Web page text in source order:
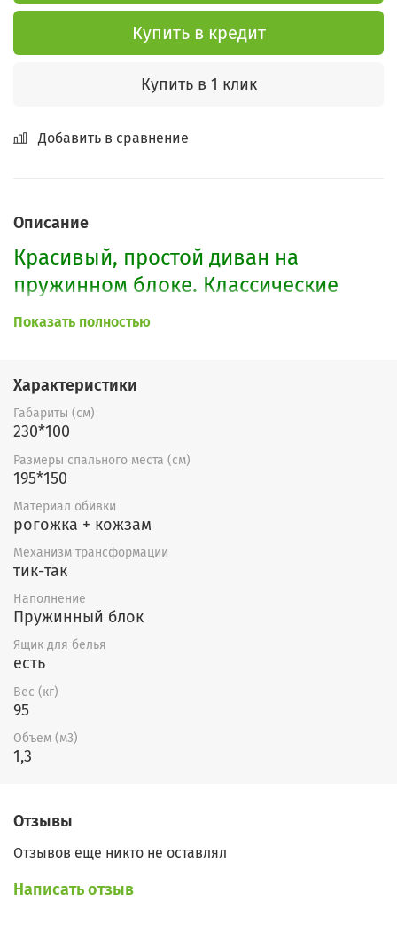
Купить в кредит
Купить в 1 клик
Добавить в сравнение
Описание
Красивый, простой диван на
пружинном блоке. Классические
подлокотники, бельевой ящик.
вэтом разделе.
Показать полностью
Характеристики
Габариты (см)
230*100
Размеры спального места (см)
195*150
Материал обивки
рогожка + кожзам
Механизм трансформации
тик-так
Наполнение
Пружинный блок
Ящик для белья
есть
Вес (кг)
95
Объем (м3)
1,3
Отзывы
Отзывов еще никто не оставлял
Написать отзыв